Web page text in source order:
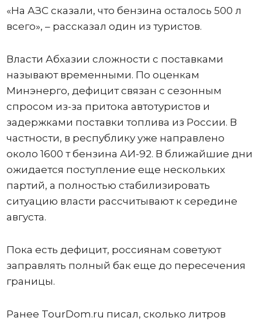
«На АЗС сказали, что бензина осталось 500 л
всего», – рассказал один из туристов.
Власти Абхазии сложности с поставками
называют временными. По оценкам
Минэнерго, дефицит связан с сезонным
спросом из-за притока автотуристов и
задержками поставки топлива из России. В
частности, в республику уже направлено
около 1600 т бензина АИ-92. В ближайшие дни
ожидается поступление еще нескольких
партий, а полностью стабилизировать
ситуацию власти рассчитывают к середине
августа.
Пока есть дефицит, россиянам советуют
заправлять полный бак еще до пересечения
границы.
Ранее TourDom.ru писал, сколько литров